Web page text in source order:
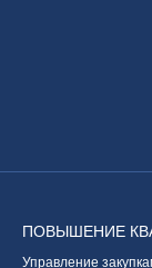
ПОВЫШЕНИЕ
Управление